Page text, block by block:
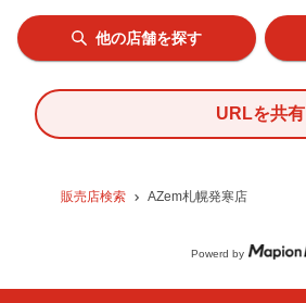
販売店検索 AZem札幌発寒店
他の店舗を探す
URLを共有
Powerd by